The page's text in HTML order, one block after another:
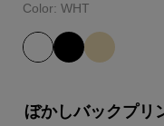
Color: WHT
ぼかしバックプリ